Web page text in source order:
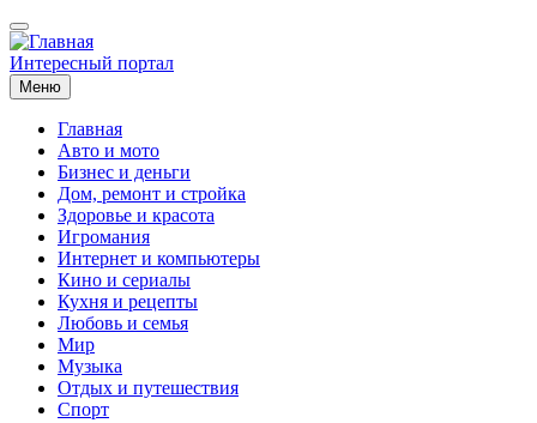
Перейти
к
основному
содержанию
Интересный портал
Меню
Основная
навигация
Главная
Авто и мото
Бизнес и деньги
Дом, ремонт и стройка
Здоровье и красота
Игромания
Интернет и компьютеры
Кино и сериалы
Кухня и рецепты
Любовь и семья
Мир
Музыка
Отдых и путешествия
Спорт